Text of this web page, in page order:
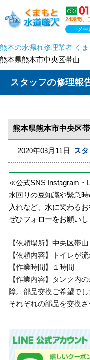
24時間、
メー
熊本の水漏れ修理業者 く
熊本県熊本市中央区帯山
スタッフの修理報
熊本県熊本市中央区
2020年03月11日 ス
≪公式SNS Instagram・
水回りの豆知識や緊急
入れなど、水に関わる
ぜひフォローをお願いし
【依頼場所】中央区帯山
【依頼内容】トイレが
【作業時間】１時間
【作業内容】タンク内
障。部品交換ご希望でし
それぞれの部品を交換さ